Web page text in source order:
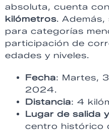
absoluta, cuenta
kilómetros.
para categorías
participación de
edades y niveles.
Fecha: Martes,
2024.
Distancia: 4
Lugar de salida
centro histórico